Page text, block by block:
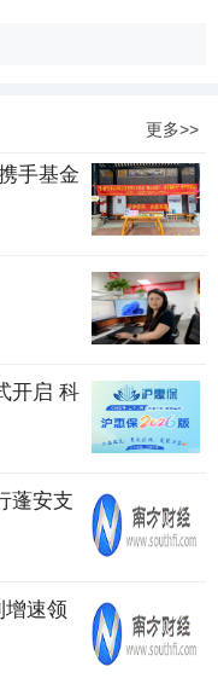
更多>>
手基金
开启 科
蓬安支
增速领